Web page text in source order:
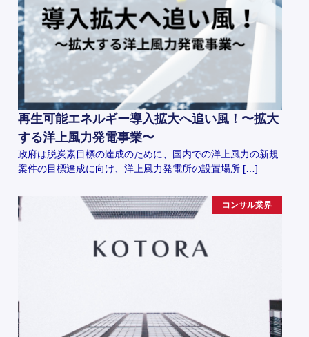
再生可能エネルギー導入拡大へ追い風！〜拡大
する洋上風力発電事業〜
政府は脱炭素目標の達成のために、国内での洋上風力の新規
案件の目標達成に向け、洋上風力発電所の設置場所 […]
コンサル業界